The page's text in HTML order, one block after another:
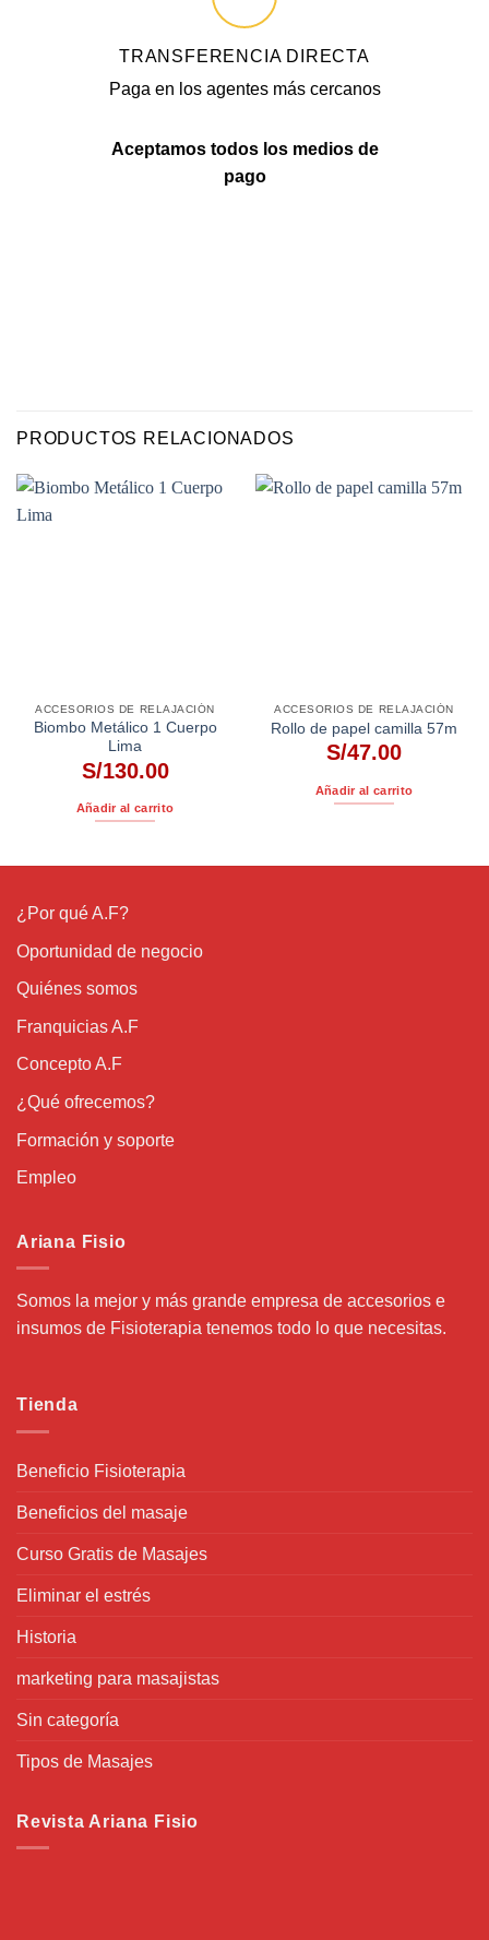
TRANSFERENCIA DIRECTA
Paga en los agentes más cercanos
Aceptamos todos los medios de
pago
PRODUCTOS RELACIONADOS
ACCESORIOS DE RELAJACIÓN
Biombo Metálico 1 Cuerpo
Lima
S/130.00
Añadir al carrito
ACCESORIOS DE RELAJACIÓN
Rollo de papel camilla 57m
S/47.00
Añadir al carrito
¿Por qué A.F?
Oportunidad de negocio
Quiénes somos
Franquicias A.F
Concepto A.F
¿Qué ofrecemos?
Formación y soporte
Empleo
Ariana Fisio
Somos la mejor y más grande empresa de accesorios e
insumos de Fisioterapia tenemos todo lo que necesitas.
Tienda
Beneficio Fisioterapia
Beneficios del masaje
Curso Gratis de Masajes
Eliminar el estrés
Historia
marketing para masajistas
Sin categoría
Tipos de Masajes
Revista Ariana Fisio